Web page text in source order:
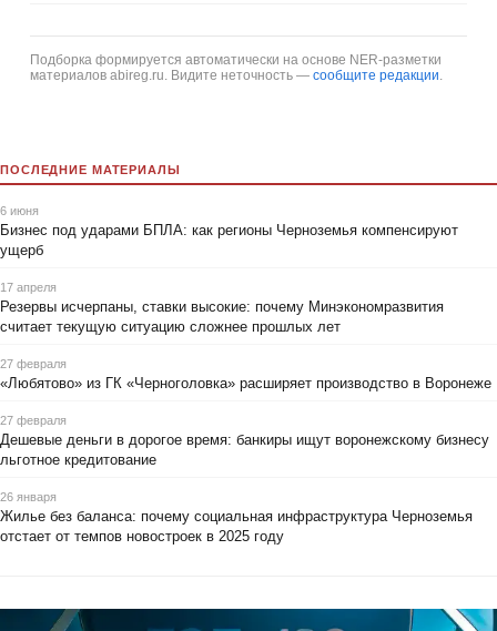
Подборка формируется автоматически на основе NER-разметки
материалов abireg.ru. Видите неточность — сообщите редакции
ПОСЛЕДНИЕ МАТЕРИАЛЫ
6 июня
Бизнес под ударами БПЛА: как регионы Черноземья компенсируют
ущерб
17 апреля
Резервы исчерпаны, ставки высокие: почему Минэкономразвития
считает текущую ситуацию сложнее прошлых лет
27 февраля
«Любятово» из ГК «Черноголовка» расширяет производство в Воронеже
27 февраля
Дешевые деньги в дорогое время: банкиры ищут воронежскому бизнесу
льготное кредитование
26 января
Жилье без баланса: почему социальная инфраструктура Черноземья
отстает от темпов новостроек в 2025 году